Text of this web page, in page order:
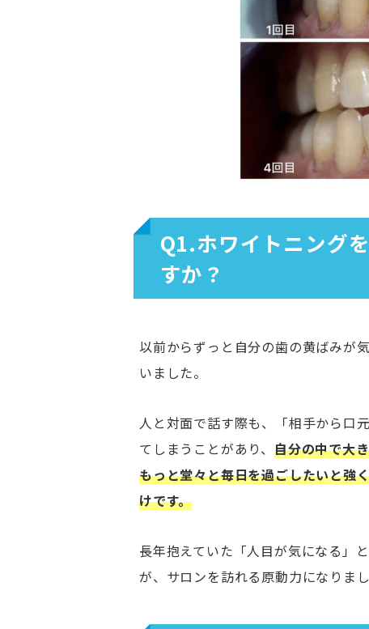
Q1.ホワイトニング
すか？
以前からずっと自分の歯の黄ばみが
いました。
人と対面で話す際も、「相手から口
てしまうことがあり、自分の中で大
もっと堂々と毎日を過ごしたいと強
けです。
長年抱えていた「人目が気になる」
が、サロンを訪れる原動力になりまし